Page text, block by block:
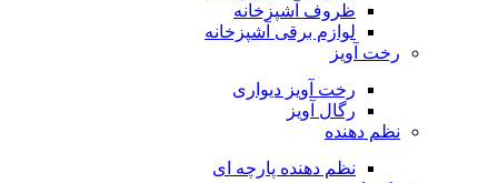
ظروف آشپزخانه
لوازم برقی آشپزخانه
رخت آویز
رخت آویز دیواری
رگال آویز
نظم دهنده
نظم دهنده پارچه ای